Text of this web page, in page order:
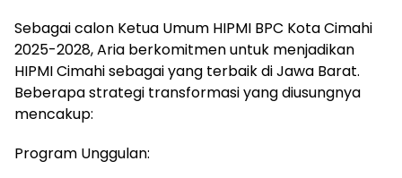
Sebagai calon Ketua Umum HIPMI BPC Kota Cimahi
2025-2028, Aria berkomitmen untuk menjadikan
HIPMI Cimahi sebagai yang terbaik di Jawa Barat.
Beberapa strategi transformasi yang diusungnya
mencakup:
Program Unggulan: